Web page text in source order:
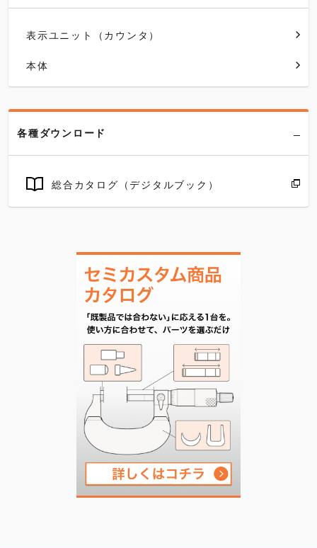
表示ユニット（カウンタ）
本体
各種ダウンロード
総合カタログ（デジタルブック）